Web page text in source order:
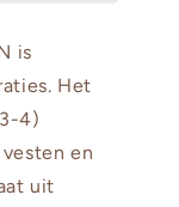
is
Het
4)
en
uit